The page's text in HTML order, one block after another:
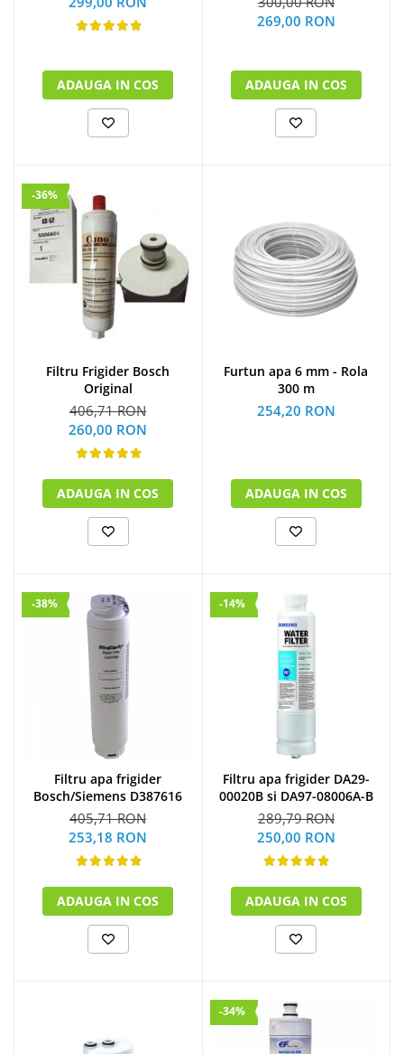
ADAUGA IN COS
269,00 RON
ADAUGA IN COS
-36%
Filtru Frigider Bosch
Original
406,71 RON
260,00 RON
ADAUGA IN COS
Furtun apa 6 mm - Rola
300 m
254,20 RON
ADAUGA IN COS
-38%
Filtru apa frigider
Bosch/Siemens D387616
405,71 RON
253,18 RON
ADAUGA IN COS
-14%
Filtru apa frigider DA29-
00020B si DA97-08006A-B
289,79 RON
250,00 RON
ADAUGA IN COS
-34%